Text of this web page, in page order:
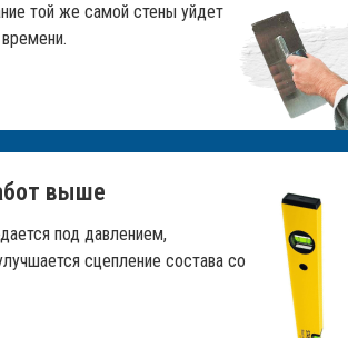
той же самой стены уйдет
выше
под давлением,
сцепление состава со